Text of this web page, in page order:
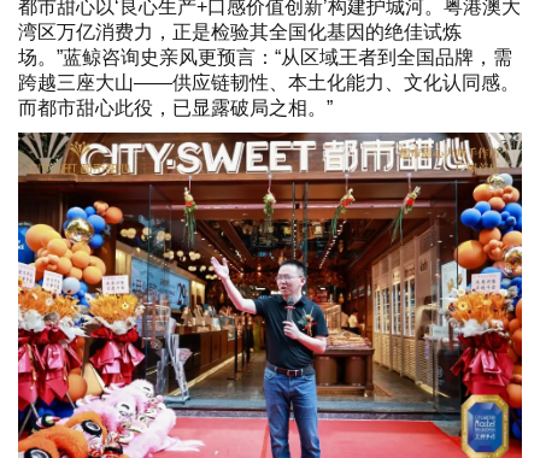
都市甜心以‘良心生产+口感价值创新’构建护城河。粤港澳大
湾区万亿消费力，正是检验其全国化基因的绝佳试炼
场。”蓝鲸咨询史亲风更预言：“从区域王者到全国品牌，需
跨越三座大山——供应链韧性、本土化能力、文化认同感。
而都市甜心此役，已显露破局之相。”